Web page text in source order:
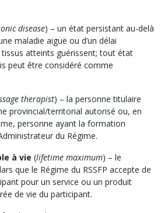
disease) – un état persistant au-delà
maladie aiguë ou d’un délai
atteints guérissent; tout état
peut être considéré comme
therapist) – la personne titulaire
provincial/territorial autorisé ou, en
personne ayant la formation
du Régime.
à vie (lifetime maximum) – le
que le Régime du RSSFP accepte de
pour un service ou un produit
de vie du participant.